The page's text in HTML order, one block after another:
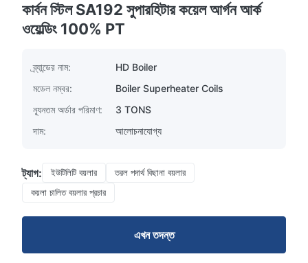
কার্বন স্টিল SA192 সুপারহিটার কয়েল আর্গন আর্ক
ওয়েল্ডিং 100% PT
ব্র্যান্ডের নাম:
HD Boiler
মডেল নম্বর:
Boiler Superheater Coils
ন্যূনতম অর্ডার পরিমাণ:
3 TONS
দাম:
আলোচনাযোগ্য
ট্যাগ: ইউটিলিটি বয়লার
তরল পদার্থ বিছানা বয়লার
কয়লা চালিত বয়লার প্রচার
এখন তদন্ত